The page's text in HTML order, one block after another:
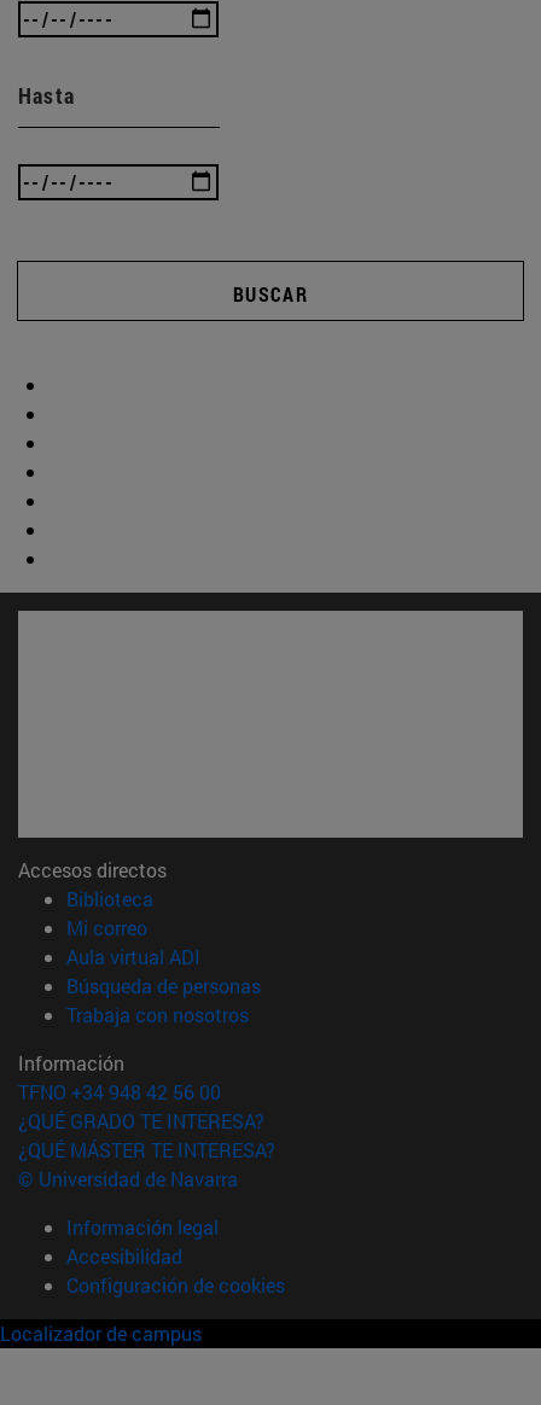
Hasta
BUSCAR
Accesos directos
Biblioteca
Mi correo(abre en nueva ventana)
Aula virtual ADI
Búsqueda de personas(abre en nueva ventana)
Trabaja con nosotros(abre en nueva ventana)
Información
TFNO +34 948 42 56 00
¿QUÉ GRADO TE INTERESA?
¿QUÉ MÁSTER TE INTERESA?
© Universidad de Navarra
Información legal
Accesibilidad
Configuración de cookies
Localizador de campus